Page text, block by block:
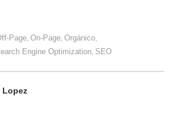
Page, On-Page, Orgánico,
Engine Optimization, SEO
Lopez